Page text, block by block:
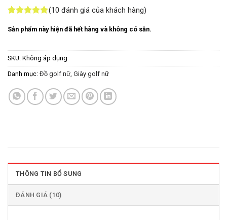
dựa trên
(10 đánh giá của khách hàng)
Sản phẩm này hiện đã hết hàng và không có sẵn.
SKU: Không áp dụng
Danh mục: Đồ golf nữ, Giày golf nữ
THÔNG TIN BỔ SUNG
ĐÁNH GIÁ (10)